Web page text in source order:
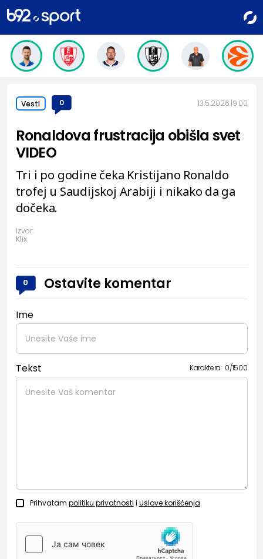
Vesti 0 13.5.2026. 9:00
Ronaldova frustracija obišla svet
VIDEO
Tri i po godine čeka Kristijano Ronaldo
trofej u Saudijskoj Arabiji i nikako da ga
dočeka.
Izvor:
Klix
0 Ostavite komentar
Ime
Tekst Karaktera: 0/1500
Prihvatam politiku privatnosti i uslove korišćenja